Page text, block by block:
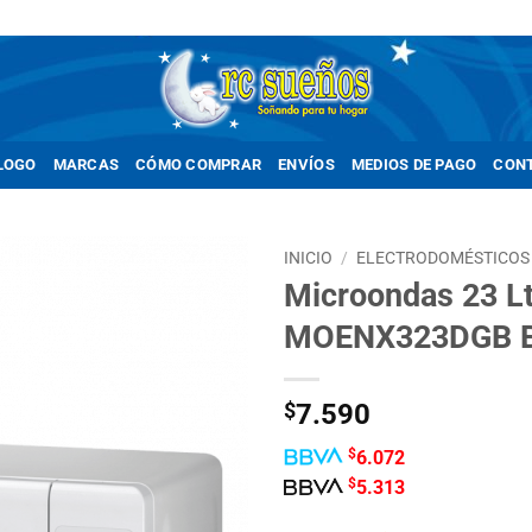
MARCAS CÓMO COMPRAR ENVÍOS MEDIOS DE PAGO
INICIO / ELECTRODOMÉSTICOS
Microondas 23
MOENX323DGB
$7.590
$6.072
$5.313